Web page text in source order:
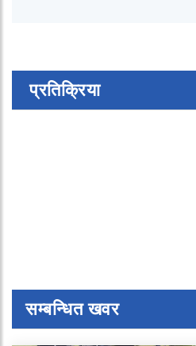
प्रतिक्रिया
सम्बन्धित खवर